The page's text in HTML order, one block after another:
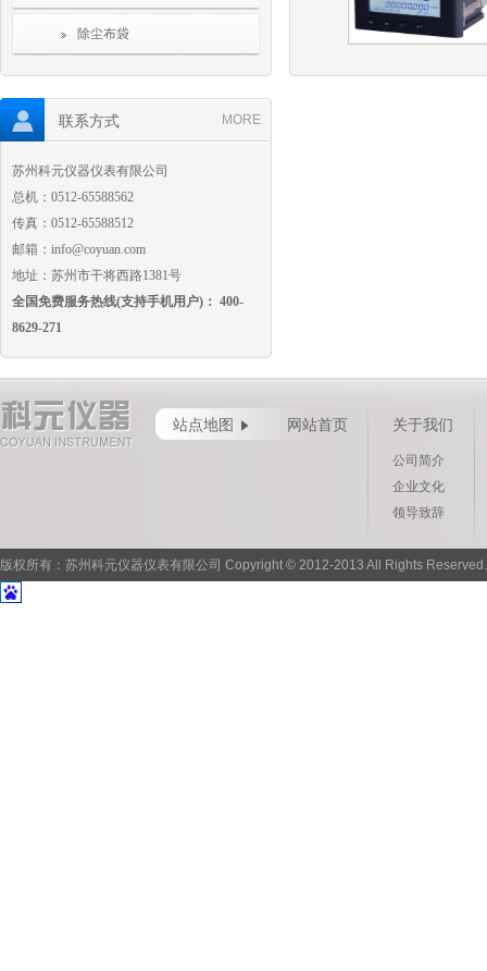
除尘布袋
MORE
联系方式
苏州科元仪器仪表有限公司
总机：0512-65588562
传真：0512-65588512
邮箱：info@coyuan.com
地址：苏州市干将西路1381号
全国免费服务热线(支持手机用户)： 400-
8629-271
站点地图 网站首页 关于我们
公司简介
企业文化
领导致辞
版权所有：苏州科元仪器仪表有限公司 Copyright © 2012-2013 All Rights Reserved.